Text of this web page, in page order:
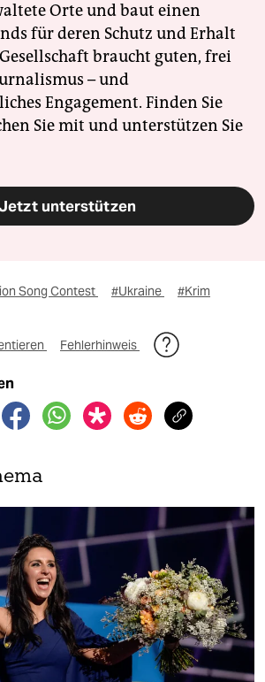
Orte und baut einen
für deren Schutz und Erhalt
braucht guten, frei
– und
Engagement. Finden Sie
Sie mit und unterstützen Sie
unterstützen
Song Contest #Ukraine #Krim
Fehlerhinweis